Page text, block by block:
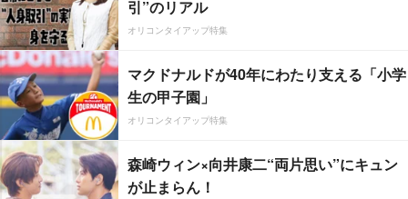
引”のリアル
オリコンタイアップ特集
マクドナルドが40年にわたり支える「小学
生の甲子園」
オリコンタイアップ特集
森崎ウィン×向井康二“両片思い”にキュン
が止まらん！